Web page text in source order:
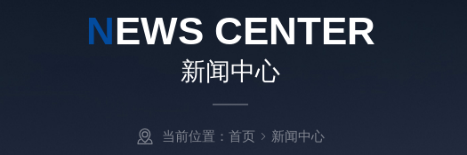
NEWS CENTER
新闻中心
当前位置： 首页 新闻中心